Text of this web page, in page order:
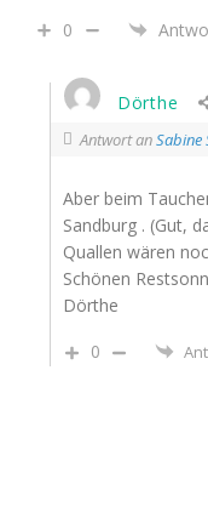
0
Dörthe
Antwort anSabine
Aber beim
Sandburg . (Gut,
Quallen wären
Schönen
Dörthe
0